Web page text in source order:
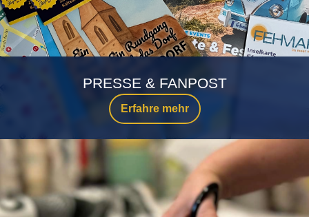
Erfahre mehr
PRESSE & FANPOST